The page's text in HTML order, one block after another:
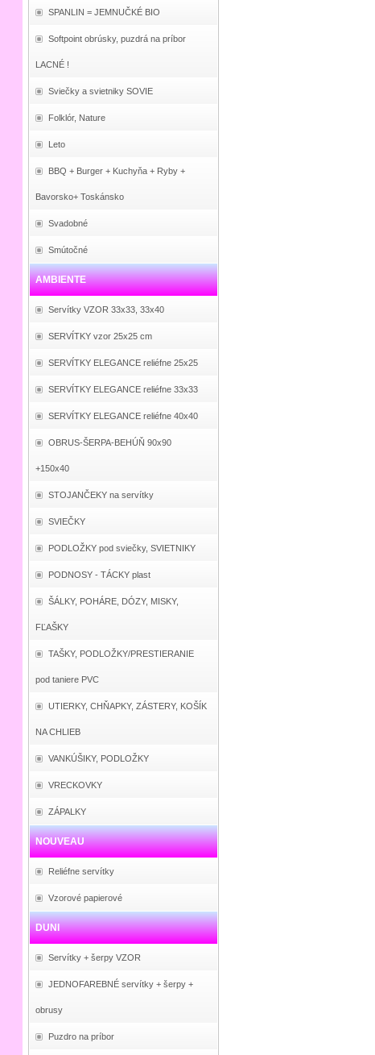
SPANLIN = JEMNUČKÉ BIO
Softpoint obrúsky, puzdrá na príbor
LACNÉ !
Sviečky a svietniky SOVIE
Folklór, Nature
Leto
BBQ + Burger + Kuchyňa + Ryby +
Bavorsko+ Toskánsko
Svadobné
Smútočné
AMBIENTE
Servítky VZOR 33x33, 33x40
SERVÍTKY vzor 25x25 cm
SERVÍTKY ELEGANCE reliéfne 25x25
SERVÍTKY ELEGANCE reliéfne 33x33
SERVÍTKY ELEGANCE reliéfne 40x40
OBRUS-ŠERPA-BEHÚŇ 90x90
+150x40
STOJANČEKY na servítky
SVIEČKY
PODLOŽKY pod sviečky, SVIETNIKY
PODNOSY - TÁCKY plast
ŠÁLKY, POHÁRE, DÓZY, MISKY,
FĽAŠKY
TAŠKY, PODLOŽKY/PRESTIERANIE
pod taniere PVC
UTIERKY, CHŇAPKY, ZÁSTERY, KOŠÍK
NA CHLIEB
VANKÚŠIKY, PODLOŽKY
VRECKOVKY
ZÁPALKY
NOUVEAU
Reliéfne servítky
Vzorové papierové
DUNI
Servítky + šerpy VZOR
JEDNOFAREBNÉ servítky + šerpy +
obrusy
Puzdro na príbor